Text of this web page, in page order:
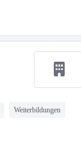
Weiterbildungen